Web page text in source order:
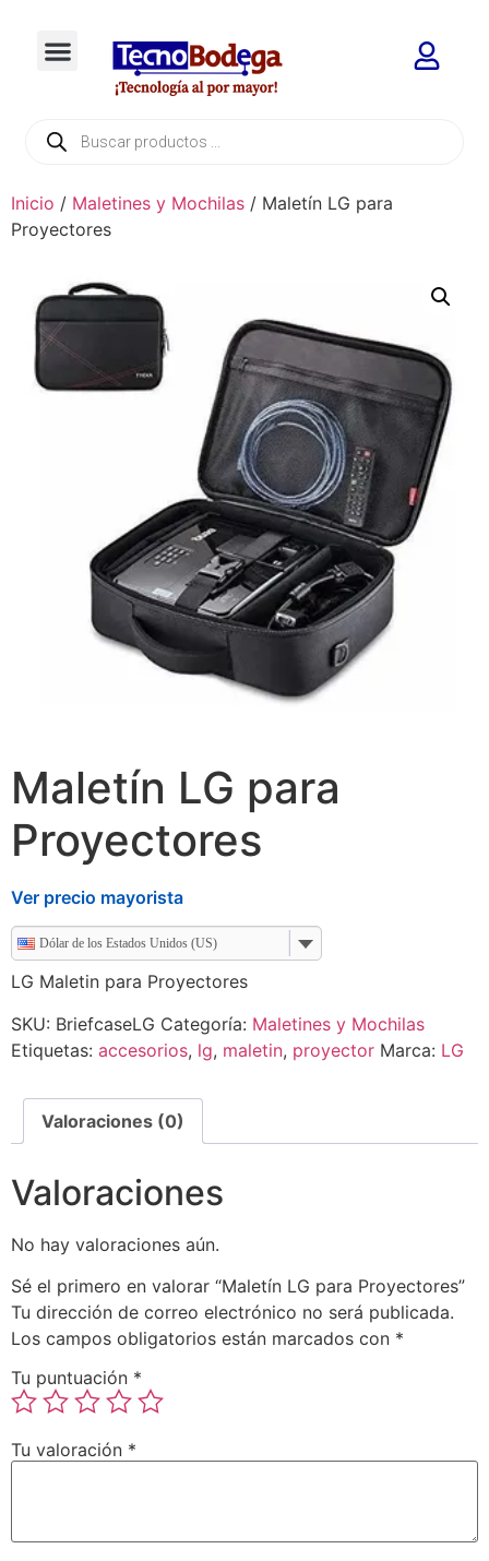
Inicio / Maletines y Mochilas / Maletín LG para
Proyectores
Maletín LG para
Proyectores
Ver precio mayorista
Dólar de los Estados Unidos (US)
LG Maletin para Proyectores
SKU: BriefcaseLG Categoría: Maletines y Mochilas
Etiquetas: accesorios, lg, maletin, proyector Marca: LG
Valoraciones (0)
Valoraciones
No hay valoraciones aún.
Sé el primero en valorar “Maletín LG para Proyectores”
Tu dirección de correo electrónico no será publicada.
Los campos obligatorios están marcados con *
Tu puntuación *
Tu valoración *